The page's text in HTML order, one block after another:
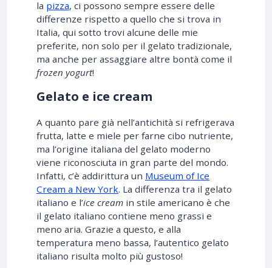
la pizza, ci possono sempre essere delle
differenze rispetto a quello che si trova in
Italia, qui sotto trovi alcune delle mie
preferite, non solo per il gelato tradizionale,
ma anche per assaggiare altre bontà come il
frozen yogurt!
Gelato e ice cream
A quanto pare già nell’antichità si refrigerava
frutta, latte e miele per farne cibo nutriente,
ma l’origine italiana del gelato moderno
viene riconosciuta in gran parte del mondo.
Infatti, c’è addirittura un Museum of Ice
Cream a New York. La differenza tra il gelato
italiano e l’ice cream in stile americano è che
il gelato italiano contiene meno grassi e
meno aria. Grazie a questo, e alla
temperatura meno bassa, l’autentico gelato
italiano risulta molto più gustoso!